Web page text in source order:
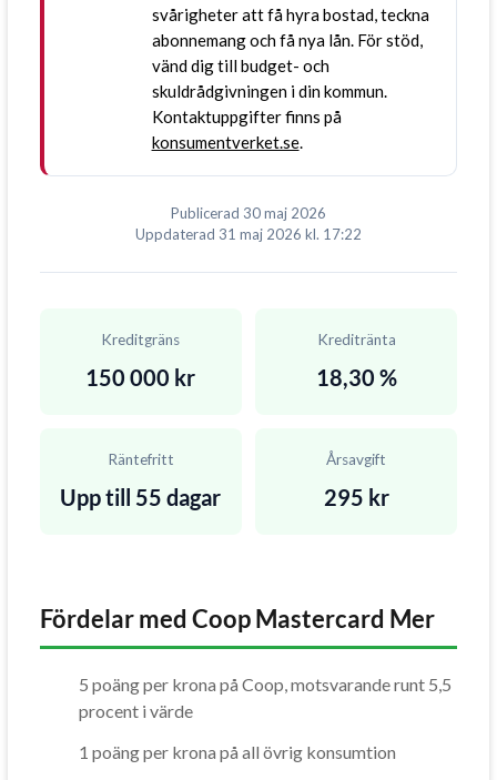
svårigheter att få hyra bostad, teckna
abonnemang och få nya lån. För stöd,
vänd dig till budget- och
skuldrådgivningen i din kommun.
Kontaktuppgifter finns på
konsumentverket.se.
Publicerad 30 maj 2026
Uppdaterad 31 maj 2026 kl. 17:22
Kreditgräns
150 000 kr
Kreditränta
18,30 %
Räntefritt
Upp till 55 dagar
Årsavgift
295 kr
Fördelar med Coop Mastercard Mer
5 poäng per krona på Coop, motsvarande runt 5,5
procent i värde
1 poäng per krona på all övrig konsumtion